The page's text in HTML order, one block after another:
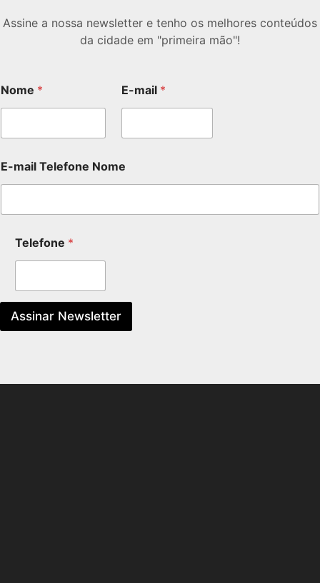
Assine a nossa newsletter e tenho os melhores conteúdos
da cidade em "primeira mão"!
Nome * E-mail *
E-mail Telefone Nome
Telefone *
Assinar Newsletter